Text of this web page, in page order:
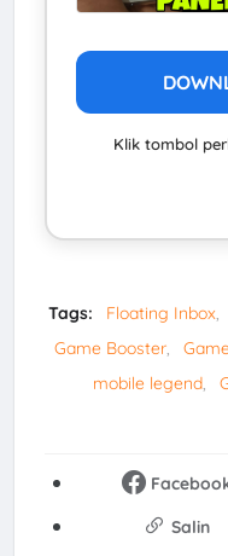
Klik tombol
Tags: Floating Inbox
Game Booster
mobile legend
Salin